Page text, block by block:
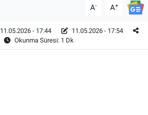
A- A+
11.05.2026 - 17:44
11.05.2026 - 17:54
Okunma Süresi: 1 Dk